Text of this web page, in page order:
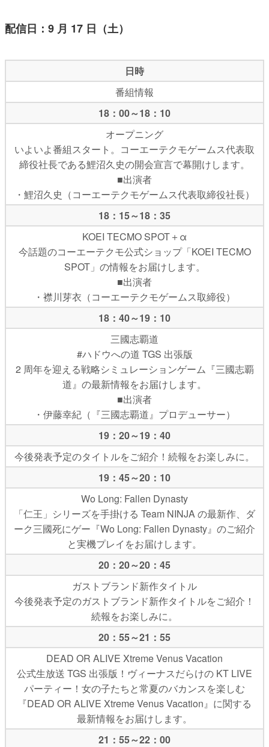
配信日：9 月 17 日（土）
日時
番組情報
18：00～18：10
オープニング
いよいよ番組スタート。コーエーテクモゲームス代表取
締役社長である鯉沼久史の開会宣言で幕開けします。
■出演者
・鯉沼久史（コーエーテクモゲームス代表取締役社長）
18：15～18：35
KOEI TECMO SPOT＋α
今話題のコーエーテクモ公式ショップ「KOEI TECMO
SPOT」の情報をお届けします。
■出演者
・襟川芽衣（コーエーテクモゲームス取締役）
18：40～19：10
三國志覇道
#ハドウへの道 TGS 出張版
2 周年を迎える戦略シミュレーションゲーム『三國志覇
道』の最新情報をお届けします。
■出演者
・伊藤幸紀（『三國志覇道』プロデューサー）
19：20～19：40
今後発表予定のタイトルをご紹介！続報をお楽しみに。
19：45～20：10
Wo Long: Fallen Dynasty
「仁王」シリーズを手掛ける Team NINJA の最新作、ダ
ーク三國死にゲー『Wo Long: Fallen Dynasty』のご紹介
と実機プレイをお届けします。
20：20～20：45
ガストブランド新作タイトル
今後発表予定のガストブランド新作タイトルをご紹介！
続報をお楽しみに。
20：55～21：55
DEAD OR ALIVE Xtreme Venus Vacation
公式生放送 TGS 出張版！ヴィーナスだらけの KT LIVE
パーティー！女の子たちと常夏のバカンスを楽しむ
『DEAD OR ALIVE Xtreme Venus Vacation』に関する
最新情報をお届けします。
21：55～22：00